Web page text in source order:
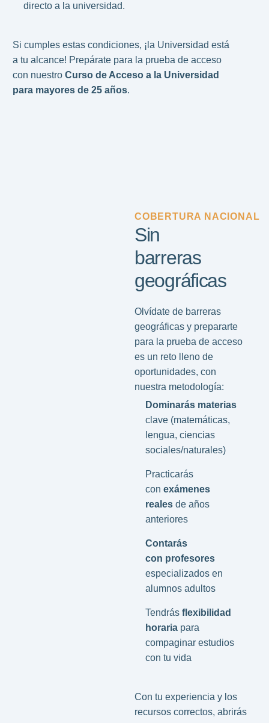
directo a la universidad.
Si cumples estas condiciones, ¡la Universidad está
a tu alcance! Prepárate para la prueba de acceso
con nuestroCurso de Acceso a la Universidad
para mayores de 25 años.
COBERTURA NACIONAL
Sin
barreras
geográficas
Olvídate de barreras
geográficas y prepararte
para la prueba de acceso
es un reto lleno de
oportunidades, con
nuestra metodología:
Dominarás materias
clave (matemáticas,
lengua, ciencias
sociales/naturales)
Practicarás
con exámenes
realesde años
anteriores
Contarás
con profesores
especializados en
alumnos adultos
Tendrás flexibilidad
horariapara
compaginar estudios
con tu vida
Con tu experiencia y los
recursos correctos, abrirás